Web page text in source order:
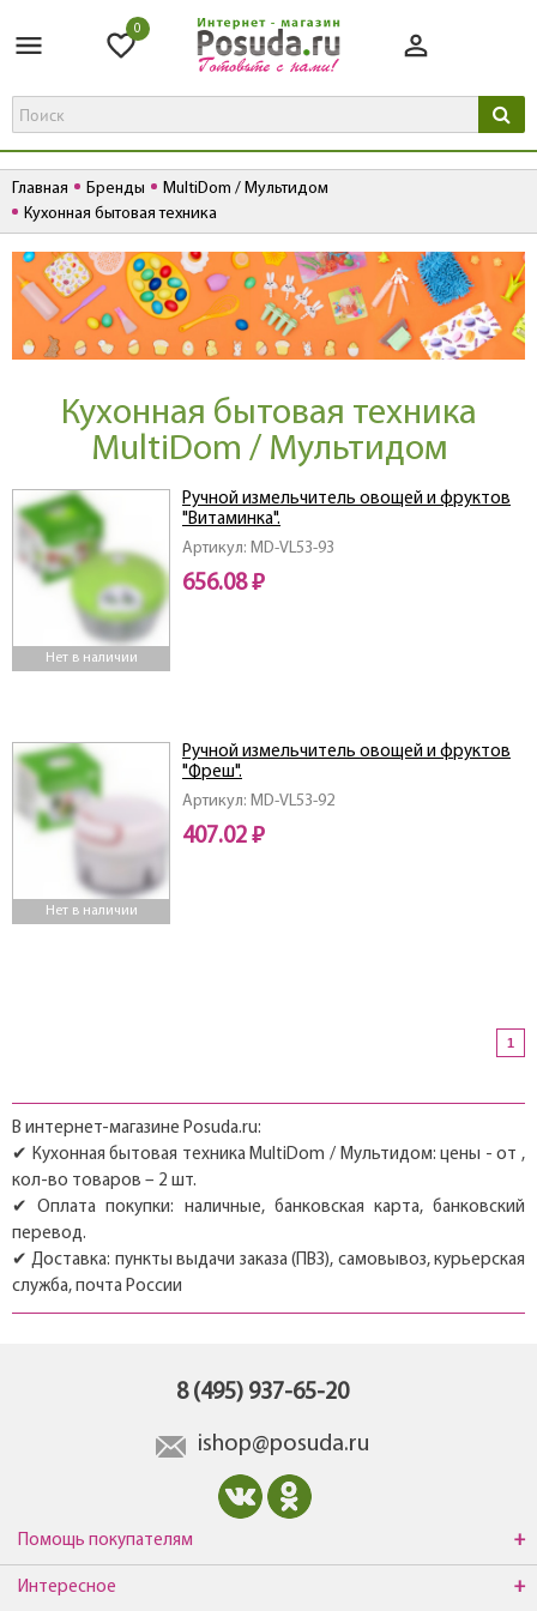
0
Главная Бренды
MultiDom / Мультидом
Кухонная бытовая техника
Кухонная бытовая техника
MultiDom / Мультидом
Нет в наличии
Артикул: MD-VL53-93
Ручной измельчитель овощей и фруктов
"Витаминка".
656.08 ₽
Нет в наличии
Артикул: MD-VL53-92
Ручной измельчитель овощей и фруктов
"Фреш".
407.02 ₽
1
В интернет-магазине Posuda.ru:
✔ Кухонная бытовая техника MultiDom / Мультидом: цены - от ,
кол-во товаров – 2 шт.
✔ Оплата покупки: наличные, банковская карта, банковский
перевод.
✔ Доставка: пункты выдачи заказа (ПВЗ), самовывоз, курьерская
служба, почта России
8 (495) 937-65-20
ishop@posuda.ru
Помощь покупателям
Интересное